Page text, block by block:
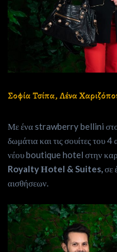
Σοφία Τσίπα, Λένα
Με ένα strawberry bellini στο
δωμάτια και τις σουίτες του 4
νέου boutique hotel στην
Royalty Ηotel & Suites,σε
αισθήσεων.